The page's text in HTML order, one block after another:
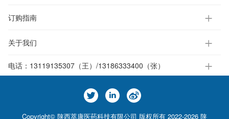
订购指南
关于我们
电话： 13119135307（王）/13186333400（张）
Copyright© 陕西萃康医药科技有限公司 版权所有 2022-2026 陕